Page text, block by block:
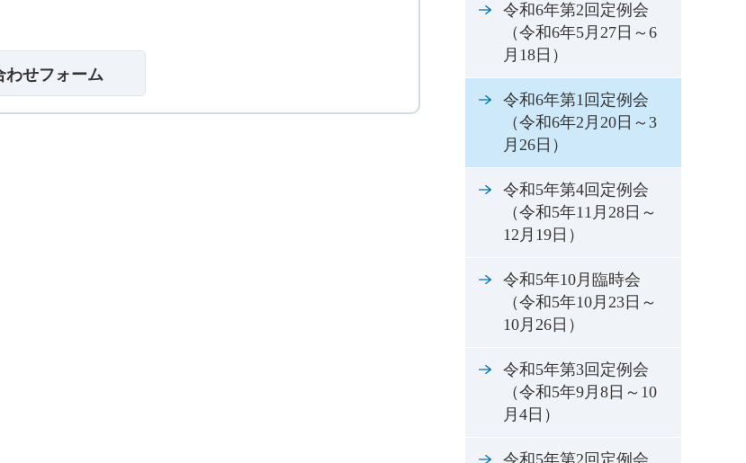
令和6年第2回定例会
（令和6年5月27日～6
月18日）
令和6年第1回定例会
（令和6年2月20日～3
月26日）
令和5年第4回定例会
（令和5年11月28日～
12月19日）
令和5年10月臨時会
（令和5年10月23日～
10月26日）
令和5年第3回定例会
（令和5年9月8日～10
月4日）
令和5年第2回定例会